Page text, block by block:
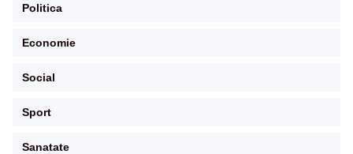
Politica
Economie
Social
Sport
Sanatate